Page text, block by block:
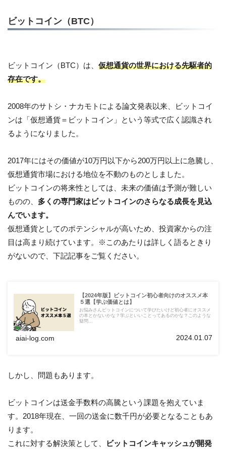
ビットコイン（BTC）
ビットコイン（BTC）は、 仮想通貨の世界における先駆者的
存在です。
2008年のサトシ・ナカモトによる論文発表以来、ビットコイ
ンは「仮想通貨＝ビットコイン」という等式で広く認識され
るようになりました。
2017年にはその価値が10万円以下から200万円以上に急騰し、
仮想通貨市場における地位を不動のものとしました。
ビットコインの将来性としては、未来の価値は予測が難しい
ものの、 多くの専門家はビットコインのさらなる成長を見込
んでいます。
仮想通貨としてのポテンシャルが高いため、投資家からの注
目は高まり続けています。※このあたりは詳しく語るときり
がないので、下記記事をご覧ください。
【2024年版】ビットコイン初心者向けのオススメ本
５選【学ぶ価値とは】
お悩みさんビットコインについて学びたいけど初心者にオススメ
の本とかないかな？学ぶといいことってあるのかな？このような
疑問...
aiai-log.com 2024.01.07
しかし、問題もあります。
ビットコインは送金手数料の高騰という課題を抱えていま
す。2018年現在、一回の送金に数千円が必要となることもあ
ります。
これに対する解決策として、
ビットコインキャッシュが開発